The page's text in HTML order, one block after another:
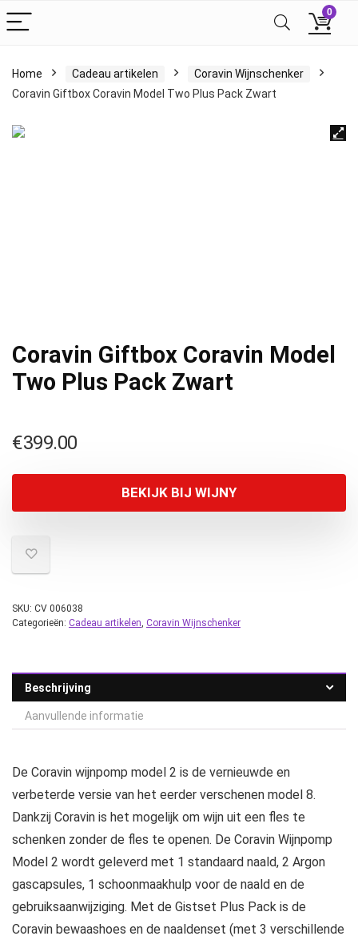
0
Home Cadeau artikelen
Coravin Wijnschenker
Coravin Giftbox Coravin Model Two Plus Pack Zwart
Coravin Giftbox Coravin Model
Two Plus Pack Zwart
€399.00
BEKIJK BIJ WIJNY
SKU: CV 006038
Categorieën: Cadeau artikelen, Coravin Wijnschenker
Beschrijving
Aanvullende informatie
De Coravin wijnpomp model 2 is de vernieuwde en
verbeterde versie van het eerder verschenen model 8.
Dankzij Coravin is het mogelijk om wijn uit een fles te
schenken zonder de fles te openen. De Coravin Wijnpomp
Model 2 wordt geleverd met 1 standaard naald, 2 Argon
gascapsules, 1 schoonmaakhulp voor de naald en de
gebruiksaanwijziging. Met de Gistset Plus Pack is de
Coravin bewaashoes en de naaldenset (met 3 verschillende